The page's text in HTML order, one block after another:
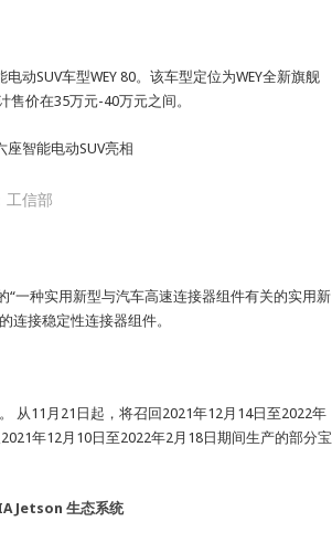
动SUV车型WEY 80。该车型定位为WEY全新旗舰
价在35万元-40万元之间。
工信部
一种实用新型与汽车高速连接器组件有关的实用新
连接稳定性连接器组件。
从11月21日起，将召回2021年12月14日至2022年
年12月10日至2022年2月18日期间生产的部分宝
Jetson 生态系统